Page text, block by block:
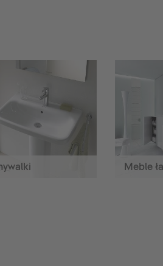
Meble